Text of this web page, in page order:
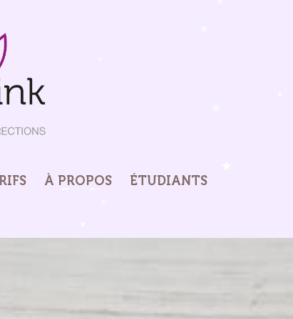
À PROPOS ÉTUDIANTS